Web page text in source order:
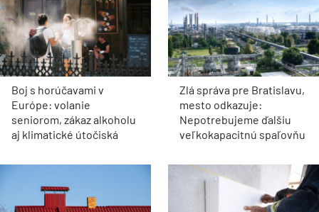
Boj s horúčavami v
Európe: volanie
seniorom, zákaz alkoholu
aj klimatické útočiská
Zlá správa pre Bratislavu,
mesto odkazuje:
Nepotrebujeme ďalšiu
veľkokapacitnú spaľovňu